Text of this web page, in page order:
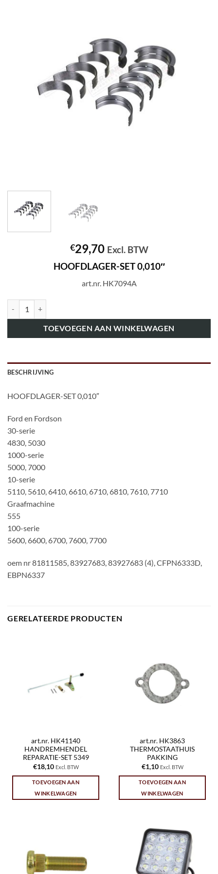
€29,70 Excl. BTW
HOOFDLAGER-SET 0,010″
art.nr. HK7094A
TOEVOEGEN AAN WINKELWAGEN
BESCHRIJVING
HOOFDLAGER-SET 0,010″
Ford en Fordson
30-serie
4830, 5030
1000-serie
5000, 7000
10-serie
5110, 5610, 6410, 6610, 6710, 6810, 7610, 7710
Graafmachine
555
100-serie
5600, 6600, 6700, 7600, 7700
oem nr 81811585, 83927683, 83927683 (4), CFPN6333D,
EBPN6337
GERELATEERDE PRODUCTEN
art.nr. HK41140
HANDREMHENDEL
REPARATIE-SET 5349
€18,10 Excl. BTW
TOEVOEGEN AAN
WINKELWAGEN
art.nr. HK3863
THERMOSTAATHUIS
PAKKING
€1,10 Excl. BTW
TOEVOEGEN AAN
WINKELWAGEN